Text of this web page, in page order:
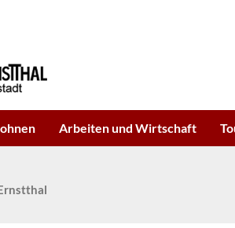
Arbeiten und Wirtschaft